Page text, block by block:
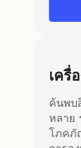
เครื่
ค้นพบ
หลาย
โภคภั